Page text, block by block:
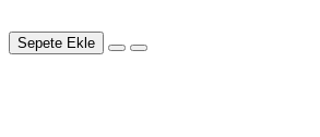
Sepete Ekle